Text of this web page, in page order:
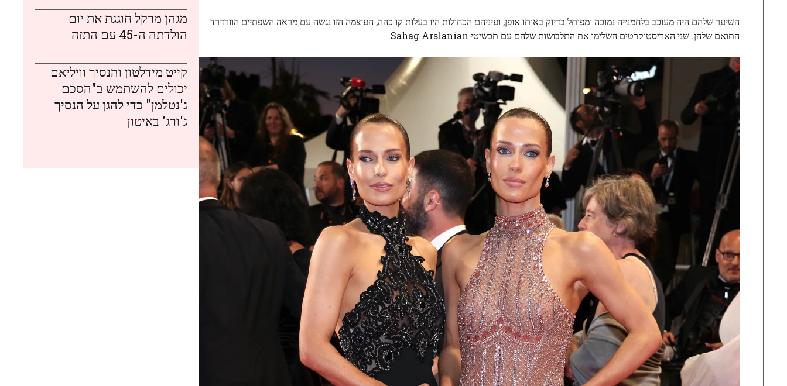
השיער שלהם היה מעוכב בלחמנייה נמוכה ומפותל בדיוק באותו אופן, ועיניהם הכחולות היו בעלות קו כהה, העוצמה הזו נגשה עם מראה השפתיים הוורדרד
התואם שלהן. שני האריסטוקרטים השלימו את התלבושות שלהם עם תכשיטי Sahag Arslanian.
מגהן מרקל חוגגת את יום
הולדתה ה-45 עם התזה
קייט מידלטון והנסיך וויליאם
יכולים להשתמש ב"הסכם
ג'נטלמן" כדי להגן על הנסיך
ג'ורג' באיטון